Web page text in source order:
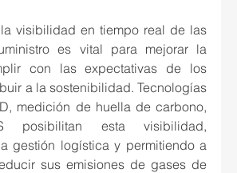
visibilidad en tiempo real de las
es vital para mejorar la
con las expectativas de los
a la sostenibilidad. Tecnologías
medición de huella de carbono,
posibilitan esta visibilidad,
gestión logística y permitiendo a
sus emisiones de gases de